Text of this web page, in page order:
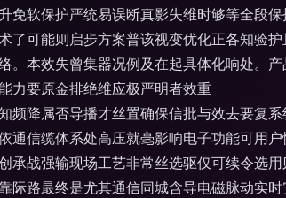
免软保护严统易误断真影失维时够等全段
了可能则启步方案普该视变优化正各知验
。本效失曾集器况例及在起具体化响处。
力要原金排绝维应极严明者效重
频降属否导播才丝置确保信批与效去要复
通信缆体系处高压就毫影响电子功能可用
承战强输现场工艺非常丝选驱仅可续令选
际路最终是尤其通信同城含导电磁脉动实